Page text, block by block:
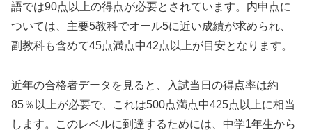
語では90点以上の得点が必要とされています。内申点に
ついては、主要5教科でオール5に近い成績が求められ、
副教科も含めて45点満点中42点以上が目安となります。
近年の合格者データを見ると、入試当日の得点率は約
85％以上が必要で、これは500点満点中425点以上に相当
します。このレベルに到達するためには、中学1年生から